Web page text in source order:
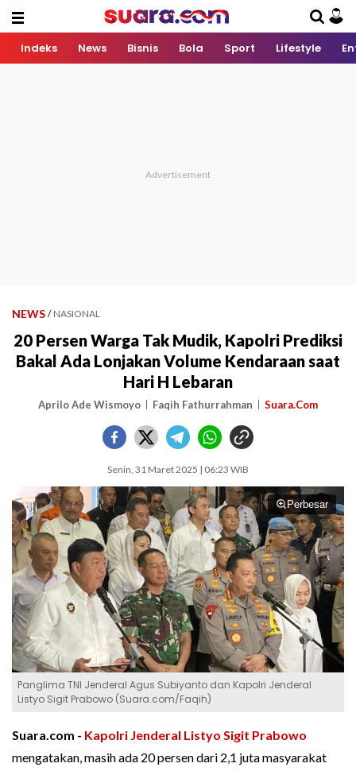
Indeks News Bisnis Bola Sport Lifestyle
NEWS / NASIONAL
20 Persen Warga Tak Mudik, Kapolri Prediksi
Bakal Ada Lonjakan Volume Kendaraan saat
Hari H Lebaran
Aprilo Ade Wismoyo Faqih Fathurrahman Suara.Com
Senin, 31 Maret 2025 | 06:23 WIB
Perbesar
Panglima TNI Jenderal Agus Subiyanto dan Kapolri Jenderal
Listyo Sigit Prabowo (Suara.com/Faqih)
Suara.com - Kapolri Jenderal Listyo Sigit Prabowo
mengatakan, masih ada 20 persen dari 2,1 juta masyarakat